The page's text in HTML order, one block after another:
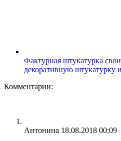
Фактурная штукатурка
декоративную штукатурку
Комментарии:
Антонина 18.08.2018 00:09